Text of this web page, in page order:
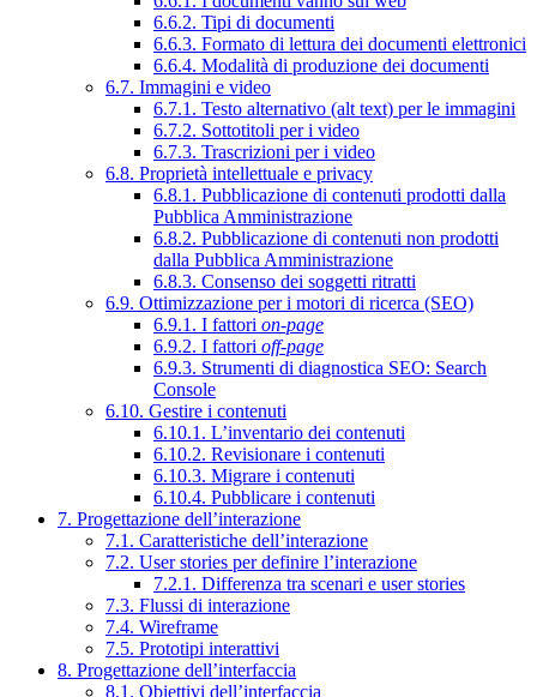
6.6.2. Tipi di documenti
6.6.3. Formato di lettura dei documenti elettronici
6.6.4. Modalità di produzione dei documenti
6.7. Immagini e video
6.7.1. Testo alternativo (alt text) per le immagini
6.7.2. Sottotitoli per i video
6.7.3. Trascrizioni per i video
6.8. Proprietà intellettuale e privacy
6.8.1. Pubblicazione di contenuti prodotti dalla
Pubblica Amministrazione
6.8.2. Pubblicazione di contenuti non prodotti
dalla Pubblica Amministrazione
6.8.3. Consenso dei soggetti ritratti
6.9. Ottimizzazione per i motori di ricerca (SEO)
6.9.1. I fattori on-page
6.9.2. I fattori off-page
6.9.3. Strumenti di diagnostica SEO: Search
Console
6.10. Gestire i contenuti
6.10.1. L’inventario dei contenuti
6.10.2. Revisionare i contenuti
6.10.3. Migrare i contenuti
6.10.4. Pubblicare i contenuti
7. Progettazione dell’interazione
7.1. Caratteristiche dell’interazione
7.2. User stories per definire l’interazione
7.2.1. Differenza tra scenari e user stories
7.3. Flussi di interazione
7.4. Wireframe
7.5. Prototipi interattivi
8. Progettazione dell’interfaccia
8.1. Obiettivi dell’interfaccia